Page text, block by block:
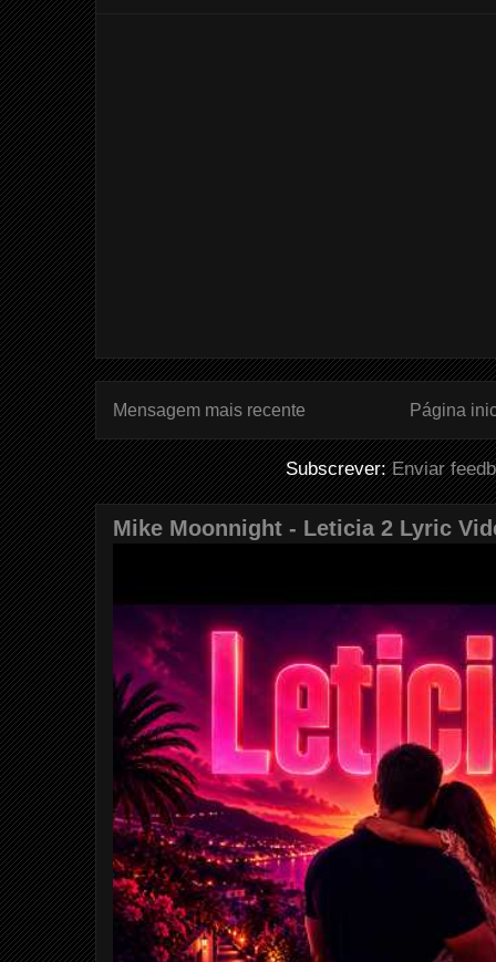
Mensagem mais recente Página
Subscrever:Enviar
Mike Moonnight - Leticia 2 Lyric